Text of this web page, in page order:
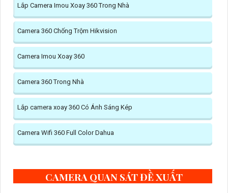
Lắp Camera Imou Xoay 360 Trong Nhà
Camera 360 Chống Trộm Hikvision
Camera Imou Xoay 360
Camera 360 Trong Nhà
Lắp camera xoay 360 Có Ánh Sáng Kép
Camera Wifi 360 Full Color Dahua
CAMERA QUAN SÁT ĐỀ XUẤT